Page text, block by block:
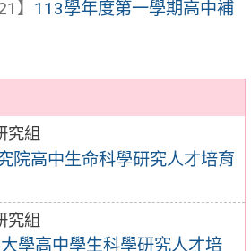
究組
院高中生命科學研究人才培育
究組
學高中學生科學研究人才培
】 113學年度第一學期高中補